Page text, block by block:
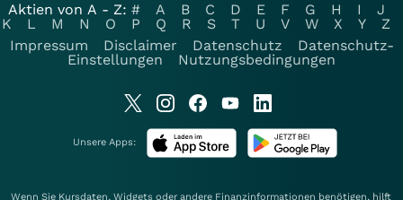
Aktien von A - Z: # A B C D E F G H I
J
K
L M N O P Q R S T U V W X Y
Z
Impressum
Disclaimer Datenschutz
Datenschutz-
Einstellungen
Nutzungsbedingungen
Unsere Apps:
Wenn Sie Kursdaten, Widgets oder andere Finanzinformationen benötigen, hilft